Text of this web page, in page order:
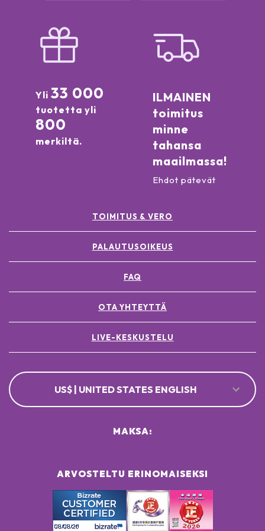
TRIBEHENIN ●
TRIETHOXYCAPRYLYLSILANE ●
DIMETHICONE/VINYL DIMETHICONE CROSSPOLYMER ●
POLYGLYCERYL-6 OCTASTEARATE ●
SILICA DIMETHYL SILYLATE ●
ETHYLHEXYLGLYCERIN ●
PARFUM / FRAGRANCE ●
SODIUM HYALURONATE ●
SODIUM BENZOATE ●
POTASSIUM SORBATE ●
CI 77891 / TITANIUM DIOXIDE ●
CI 77491, CI 77492, CI 77499 / IRON OXIDES ●
Yli 33 000
tuotetta yli
800
merkiltä.
ILMAINEN
toimitus
minne
tahansa
maailmassa!
Ehdot pätevät
TOIMITUS & VERO
PALAUTUSOIKEUS
FAQ
OTA YHTEYTTÄ
LIVE-KESKUSTELU
US$ | UNITED STATES ENGLISH
ARVOSTELTU ERINOMAISEKSI
MAKSA: